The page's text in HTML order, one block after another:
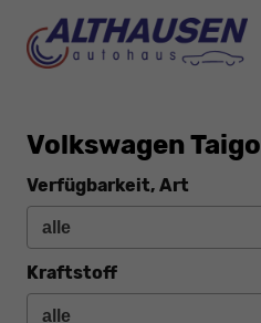
Volkswagen Taigo
Verfügbarkeit, Art
Kraftstoff